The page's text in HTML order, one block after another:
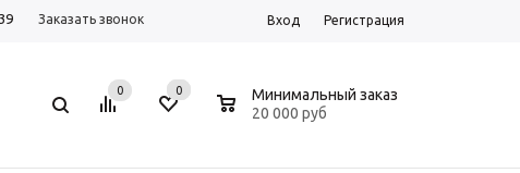
Заказать звонок Вход Регистрация
0 0
Минимальный заказ
20 000 руб